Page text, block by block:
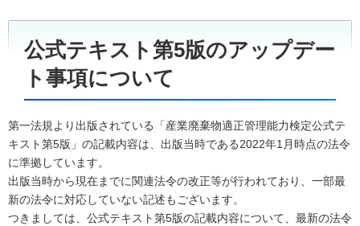
公式テキスト第5版のアップデー
ト事項について
第一法規より出版されている「産業廃棄物適正管理能力検定公式テ
キスト第5版」の記載内容は、出版当時である2022年1月時点の法令
に準拠しています。
出版当時から現在までに関連法令の改正等が行われており、一部最
新の法令に対応していない記述もございます。
つきましては、公式テキスト第5版の記載内容について、最新の法令